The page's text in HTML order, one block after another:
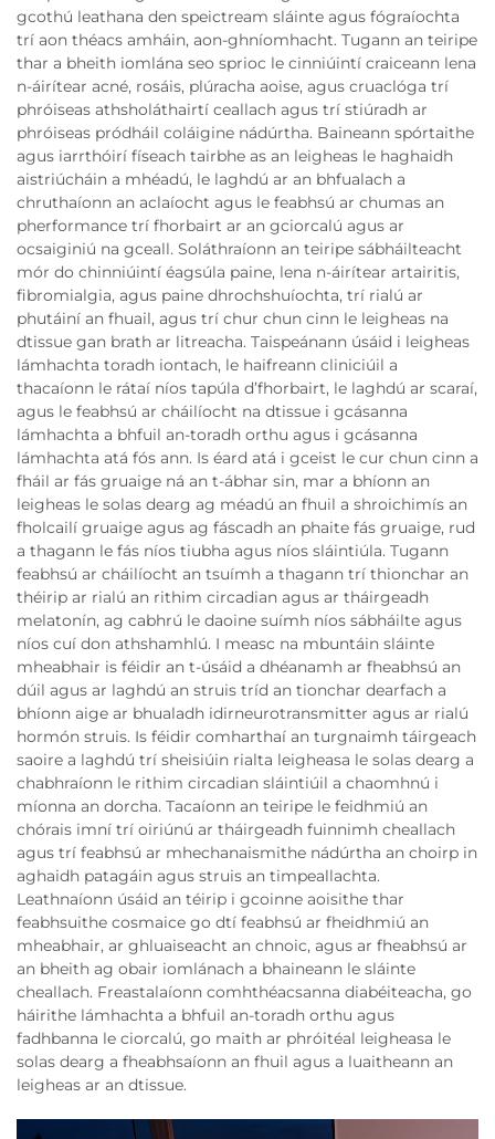
gcothú leathana den speictream sláinte agus fógraíochta
trí aon théacs amháin, aon-ghníomhacht. Tugann an teiripe
thar a bheith iomlána seo sprioc le cinniúintí craiceann lena
n-áirítear acné, rosáis, plúracha aoise, agus cruaclóga trí
phróiseas athsholáthairtí ceallach agus trí stiúradh ar
phróiseas pródháil coláigine nádúrtha. Baineann spórtaithe
agus iarrthóirí físeach tairbhe as an leigheas le haghaidh
aistriúcháin a mhéadú, le laghdú ar an bhfualach a
chruthaíonn an aclaíocht agus le feabhsú ar chumas an
pherformance trí fhorbairt ar an gciorcalú agus ar
ocsaiginiú na gceall. Soláthraíonn an teiripe sábháilteacht
mór do chinniúintí éagsúla paine, lena n-áirítear artairitis,
fibromialgia, agus paine dhrochshuíochta, trí rialú ar
phutáiní an fhuail, agus trí chur chun cinn le leigheas na
dtissue gan brath ar litreacha. Taispeánann úsáid i leigheas
lámhachta toradh iontach, le haifreann cliniciúil a
thacaíonn le rátaí níos tapúla d’fhorbairt, le laghdú ar scaraí,
agus le feabhsú ar cháilíocht na dtissue i gcásanna
lámhachta a bhfuil an-toradh orthu agus i gcásanna
lámhachta atá fós ann. Is éard atá i gceist le cur chun cinn a
fháil ar fás gruaige ná an t-ábhar sin, mar a bhíonn an
leigheas le solas dearg ag méadú an fhuil a shroichimís an
fholcailí gruaige agus ag fáscadh an phaite fás gruaige, rud
a thagann le fás níos tiubha agus níos sláintiúla. Tugann
feabhsú ar cháilíocht an tsuímh a thagann trí thionchar an
théirip ar rialú an rithim circadian agus ar tháirgeadh
melatonín, ag cabhrú le daoine suímh níos sábháilte agus
níos cuí don athshamhlú. I measc na mbuntáin sláinte
mheabhair is féidir an t-úsáid a dhéanamh ar fheabhsú an
dúil agus ar laghdú an struis tríd an tionchar dearfach a
bhíonn aige ar bhualadh idirneurotransmitter agus ar rialú
hormón struis. Is féidir comharthaí an turgnaimh táirgeach
saoire a laghdú trí sheisiúin rialta leigheasa le solas dearg a
chabhraíonn le rithim circadian sláintiúil a chaomhnú i
míonna an dorcha. Tacaíonn an teiripe le feidhmiú an
chórais imní trí oiriúnú ar tháirgeadh fuinnimh cheallach
agus trí feabhsú ar mhechanaismithe nádúrtha an choirp in
aghaidh patagáin agus struis an timpeallachta.
Leathnaíonn úsáid an téirip i gcoinne aoisithe thar
feabhsuithe cosmaice go dtí feabhsú ar fheidhmiú an
mheabhair, ar ghluaiseacht an chnoic, agus ar fheabhsú ar
an bheith ag obair iomlánach a bhaineann le sláinte
cheallach. Freastalaíonn comhthéacsanna diabéiteacha, go
háirithe lámhachta a bhfuil an-toradh orthu agus
fadhbanna le ciorcalú, go maith ar phróitéal leigheasa le
solas dearg a fheabhsaíonn an fhuil agus a luaitheann an
leigheas ar an dtissue.